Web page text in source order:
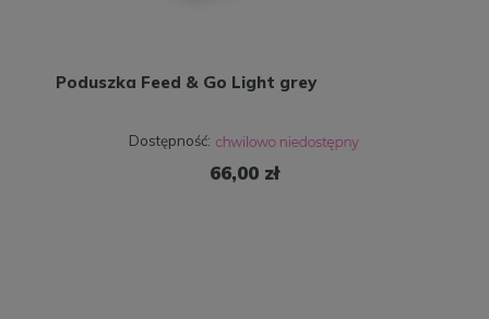
Poduszka Feed & Go Light grey
Dostępność:
66,00 zł